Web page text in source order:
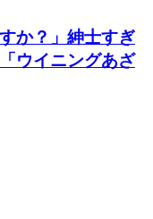
か？」紳士すぎ
ウイニングあざ